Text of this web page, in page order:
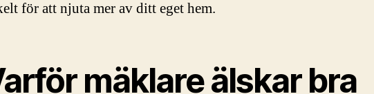
för att njuta mer av ditt eget hem.
mäklare älskar bra